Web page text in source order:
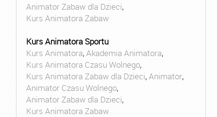
Animator Zabaw dla Dzieci,
Kurs Animatora Zabaw
Kurs Animatora Sportu
Kurs Animatora,Akademia Animatora,
Kurs Animatora Czasu Wolnego,
Kurs Animatora Zabaw dla Dzieci,Animator,
Animator Czasu Wolnego,
Animator Zabaw dla Dzieci,
Kurs Animatora Zabaw